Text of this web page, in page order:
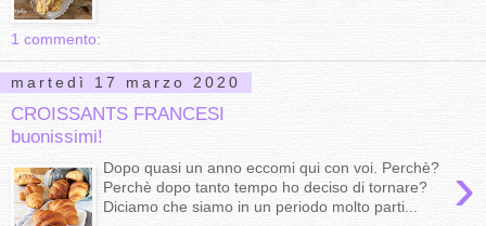
1 commento:
martedì 17 marzo 2020
CROISSANTS FRANCESI
buonissimi!
›
Dopo quasi un anno eccomi qui con voi. Perchè?
Perchè dopo tanto tempo ho deciso di tornare?
Diciamo che siamo in un periodo molto parti...